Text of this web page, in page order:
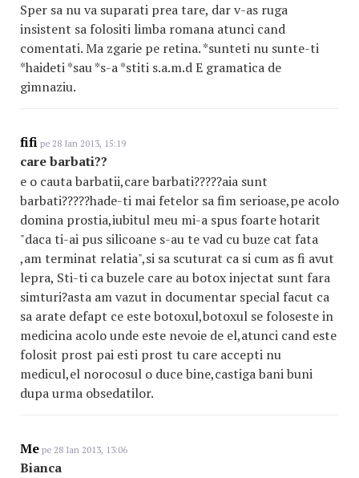
Sper sa nu va suparati prea tare, dar v-as ruga
insistent sa folositi limba romana atunci cand
comentati. Ma zgarie pe retina. *sunteti nu sunte-ti
*haideti *sau *s-a *stiti s.a.m.d E gramatica de
gimnaziu.
fifi pe 28 Ian 2013, 15:19
care barbati??
e o cauta barbatii,care barbati?????aia sunt
barbati?????hade-ti mai fetelor sa fim serioase,pe acolo
domina prostia,iubitul meu mi-a spus foarte hotarit
"daca ti-ai pus silicoane s-au te vad cu buze cat fata
,am terminat relatia",si sa scuturat ca si cum as fi avut
lepra, Sti-ti ca buzele care au botox injectat sunt fara
simturi?asta am vazut in documentar special facut ca
sa arate defapt ce este botoxul,botoxul se foloseste in
medicina acolo unde este nevoie de el,atunci cand este
folosit prost pai esti prost tu care accepti nu
medicul,el norocosul o duce bine,castiga bani buni
dupa urma obsedatilor.
Me pe 28 Ian 2013, 13:06
Bianca